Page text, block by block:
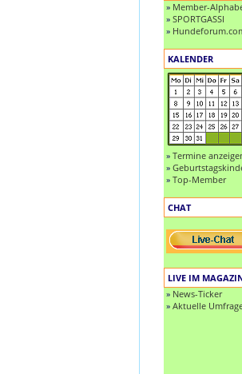
» Member-
» SPORTGASSI
»
KALENDER
» Termine
»
» Top-Member
CHAT
LIVE IM
» News-Ticker
» Aktuelle